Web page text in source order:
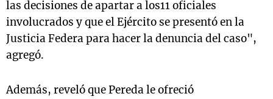
las decisiones de apartar a los11 oficiales
involucrados y que el Ejército se presentó en la
Justicia Federa para hacer la denuncia del caso",
agregó.
Además, reveló que Pereda le ofreció